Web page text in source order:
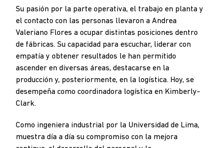
Su pasión por la parte operativa, el trabajo en planta y
el contacto con las personas llevaron a Andrea
Valeriano Flores a ocupar distintas posiciones dentro
de fábricas. Su capacidad para escuchar, liderar con
empatía y obtener resultados le han permitido
ascender en diversas áreas, destacarse en la
producción y, posteriormente, en la logística. Hoy, se
desempeña como coordinadora logística en Kimberly-
Clark.
Como ingeniera industrial por la Universidad de Lima,
muestra día a día su compromiso con la mejora